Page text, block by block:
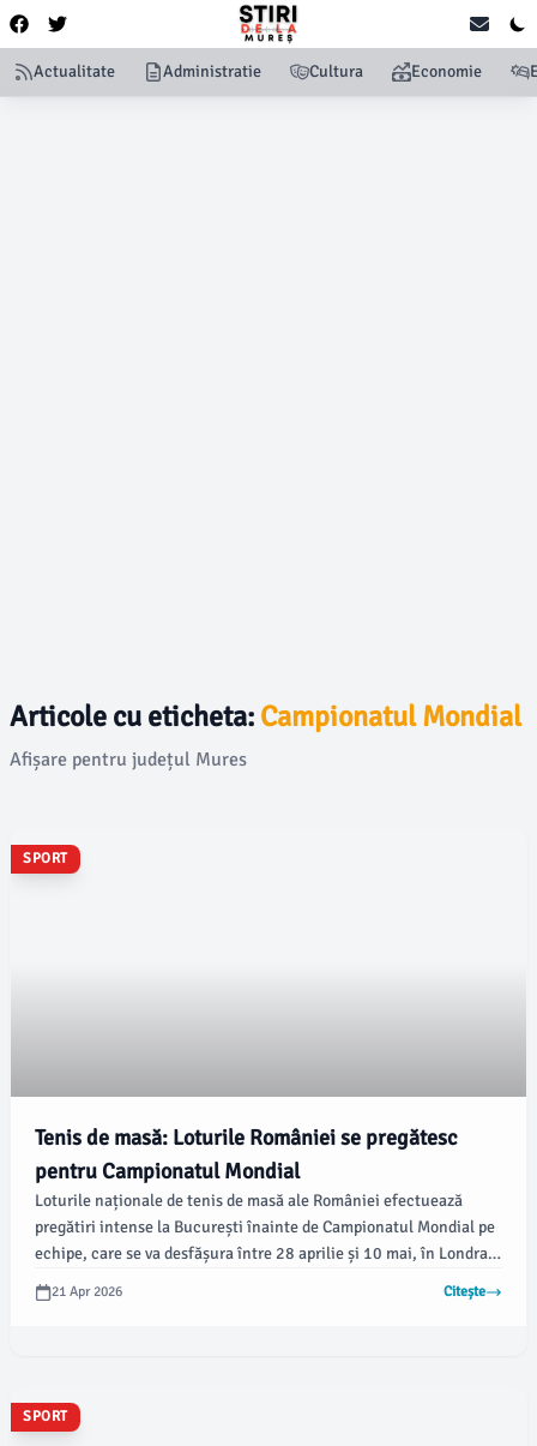
Actualitate Administratie Cultura Economie
Articole cu eticheta: Campionatul Mondial
Afișare pentru județul Mures
SPORT
Tenis de masă: Loturile României se pregătesc
pentru Campionatul Mondial
Loturile naționale de tenis de masă ale României efectuează
pregătiri intense la București înainte de Campionatul Mondial pe
echipe, care se va desfășura între 28 aprilie și 10 mai, în Londra.
Conform radiomures.ro, selecționerii speră să obțină rezultate
remarcabile în competiție.
21 Apr 2026 Citește
SPORT